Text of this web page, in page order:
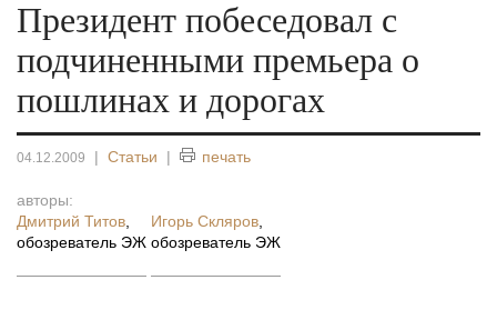
Президент побеседовал с
подчиненными премьера о
пошлинах и дорогах
04.12.2009 | Статьи | печать
авторы:
Дмитрий Титов
обозреватель ЭЖ
Игорь Скляров
обозреватель ЭЖ